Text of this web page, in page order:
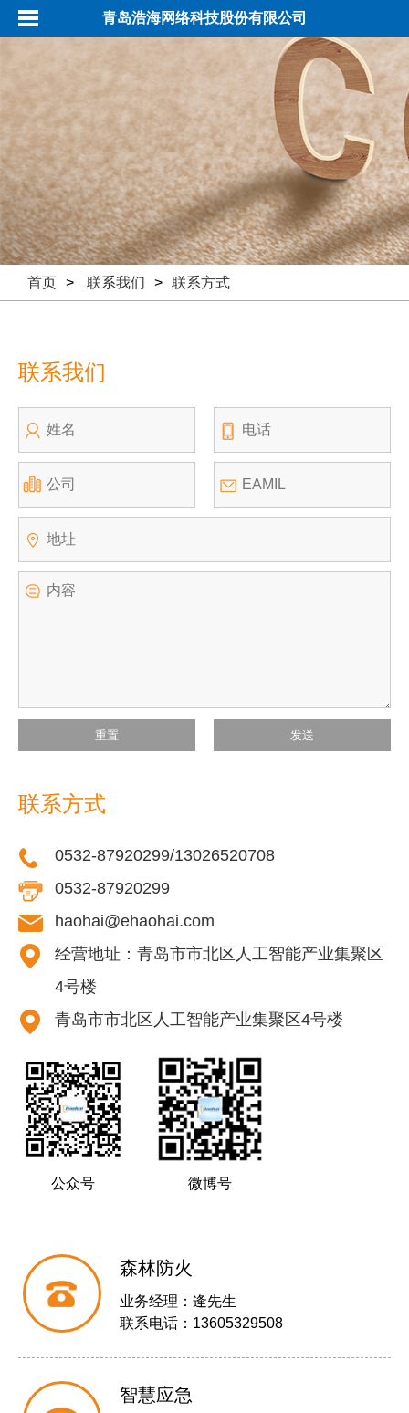
青岛浩海网络科技股份有限公司
首页 > 联系我们 > 联系方式
联系我们
重置 发送
联系方式
0532-87920299/13026520708
0532-87920299
haohai@ehaohai.com
经营地址：青岛市市北区人工智能产业集聚区
4号楼
青岛市市北区人工智能产业集聚区4号楼
公众号 微博号
森林防火
业务经理：逄先生
联系电话：13605329508
智慧应急